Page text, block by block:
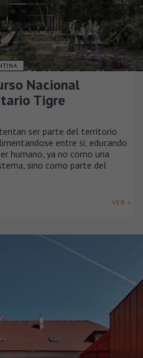
Nacional
Tigre
ser parte del territorio
entre si, educando
humano, ya no como una
sino como parte del
VER +